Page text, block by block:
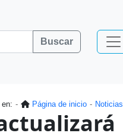
Buscar
Página de inicio Noticias